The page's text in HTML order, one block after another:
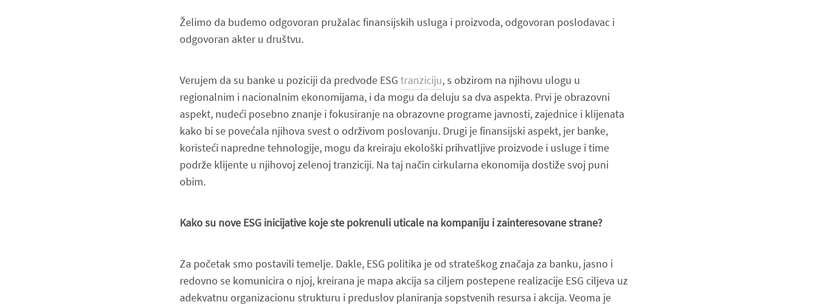
Želimo da budemo odgovoran pružalac finansijskih usluga i proizvoda, odgovoran poslodavac i
odgovoran akter u društvu.
Verujem da su banke u poziciji da predvode ESG tranziciju, s obzirom na njihovu ulogu u
regionalnim i nacionalnim ekonomijama, i da mogu da deluju sa dva aspekta. Prvi je obrazovni
aspekt, nudeći posebno znanje i fokusiranje na obrazovne programe javnosti, zajednice i klijenata
kako bi se povećala njihova svest o održivom poslovanju. Drugi je finansijski aspekt, jer banke,
koristeći napredne tehnologije, mogu da kreiraju ekološki prihvatljive proizvode i usluge i time
podrže klijente u njihovoj zelenoj tranziciji. Na taj način cirkularna ekonomija dostiže svoj puni
obim.
Kako su nove ESG inicijative koje ste pokrenuli uticale na kompaniju i zainteresovane strane?
Za početak smo postavili temelje. Dakle, ESG politika je od strateškog značaja za banku, jasno i
redovno se komunicira o njoj, kreirana je mapa akcija sa ciljem postepene realizacije ESG ciljeva uz
adekvatnu organizacionu strukturu i preduslov planiranja sopstvenih resursa i akcija. Veoma je